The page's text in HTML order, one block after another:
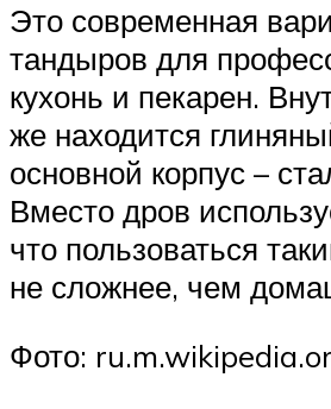
Это современная
тандыров для
кухонь и пекарен.
же находится
основной корпус –
Вместо дров
что пользоваться
не сложнее, чем
Фото: